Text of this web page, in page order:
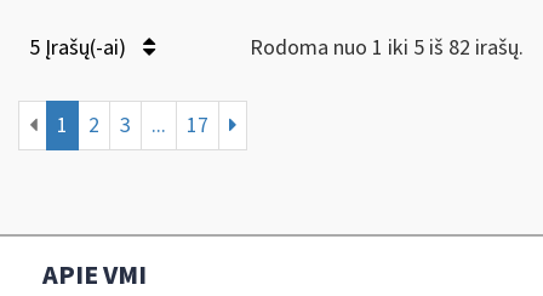
5 Įrašų(-ai) Rodoma nuo 1 iki 5 iš 82 irašų.
1 2 3 ... 17
APIE VMI